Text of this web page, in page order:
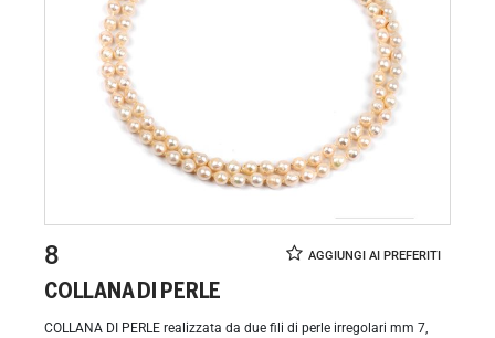
8
COLLANA DI PERLE
COLLANA DI PERLE realizzata da due fili di perle irregolari mm 7,